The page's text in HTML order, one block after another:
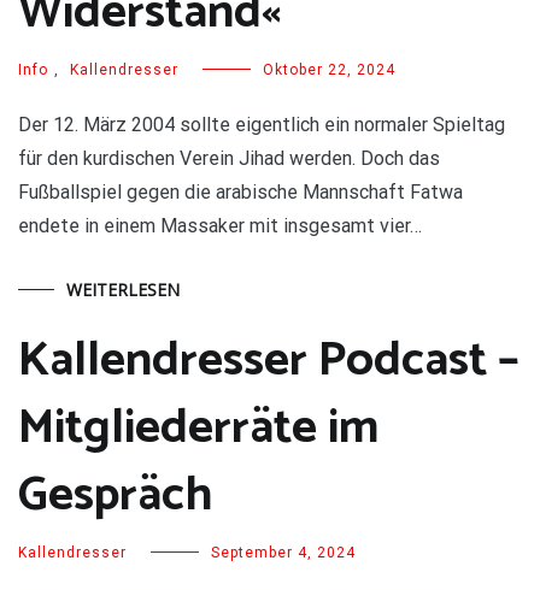
Info , Kallendresser Oktober 22, 2024
Der 12. März 2004 sollte eigentlich ein normaler Spieltag
für den kurdischen Verein Jihad werden. Doch das
Fußballspiel gegen die arabische Mannschaft Fatwa
endete in einem Massaker mit insgesamt vier…
WEITERLESEN
Kallendresser Podcast –
Mitgliederräte im
Gespräch
Kallendresser September 4, 2024